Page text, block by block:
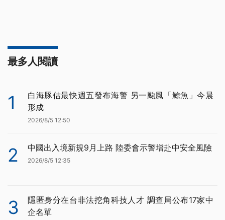
最多人閱讀
1
白海豚估最快週五發布海警 另一颱風「鯨魚」今晨
形成
2026/8/5 12:50
2 中國出入境新規9月上路 陸委會示警增赴中安全風險
2026/8/5 12:35
3
隱匿身分在台非法挖角科技人才 調查局公布17家中
企名單